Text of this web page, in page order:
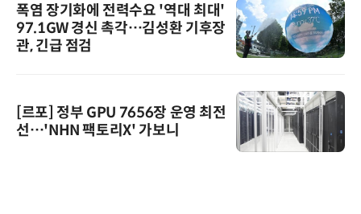
폭염 장기화에 전력수요 '역대 최대'
97.1GW 경신 촉각…김성환 기후장
관, 긴급 점검
[르포] 정부 GPU 7656장 운영 최전
선…'NHN 팩토리X' 가보니